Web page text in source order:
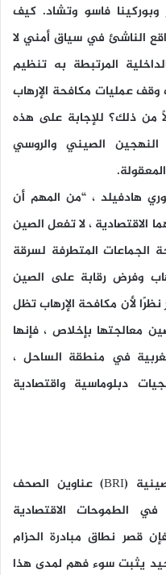
وبوركينا فاسو وتشاد. كيف
الناشئ في سياق أمني لا
المرتبطة به تنظيم
وقف عمليات مكافحة الإرهاب
من ذلك؟ للإجابة على هذه
الصيني والروسي
هادفيلد ، “من المهم أن
الاقتصادية ، لا تفعل الصين
الجماعات المتطرفة لسرقة
وفرض رقابة على الصين
نظرًا لأن مكافحة الإرهاب تظل
معالجتها بإخلاص ، فإنها
في منطقة الساحل ،
دبلوماسية واقتصادية
تحتل “مبادرة الحزام والطريق” الصينية (BRI) عناوين الصحف
في الطموحات الاقتصادية
قصر نطاق مبادرة الحزام
يثبت سوء فهم لمدى هذا